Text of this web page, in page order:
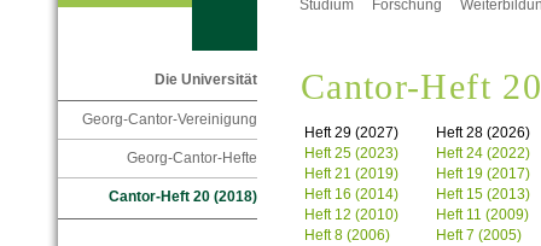
Studium Forschung
Die Universität
Georg-Cantor-Vereinigung
Georg-Cantor-Hefte
Cantor-Heft 20 (2018)
Cantor-Heft
Heft 29 (2027)
Heft 28 (2026)
Heft 25 (2023)
Heft 24 (2022)
Heft 21 (2019)
Heft 19 (2017)
Heft 16 (2014)
Heft 15 (2013)
Heft 12 (2010)
Heft 11 (2009)
Heft 8 (2006)
Heft 7 (2005)